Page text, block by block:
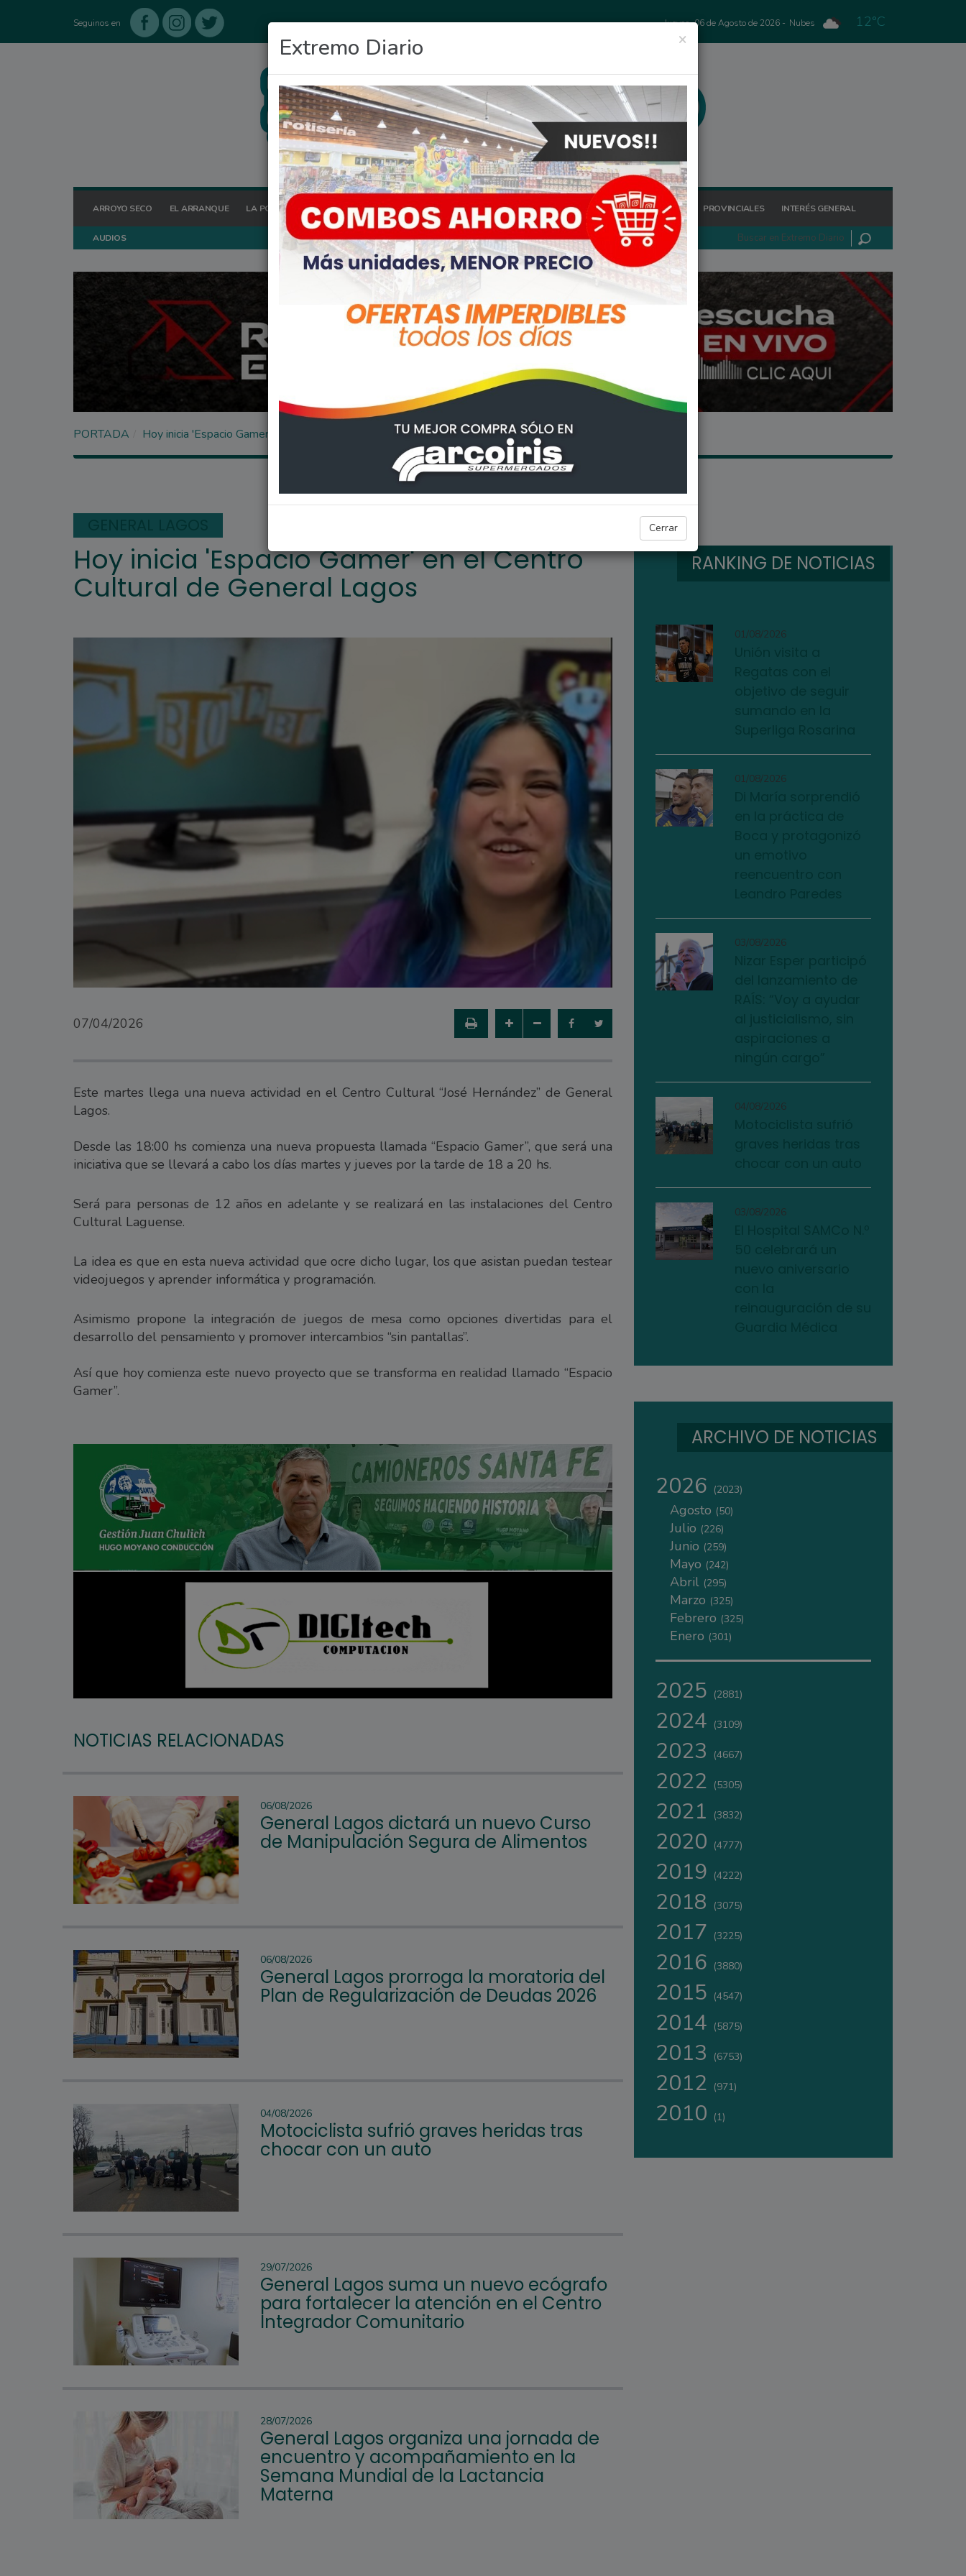
Seguinos en Jueves, 06 de Agosto de 2026 - Nubes 12°C
ARROYO SECO EL ARRANQUE LA POSTA HOY OCIO DEPORTES FIGHIERA GENERAL LAGOS POLICIALES REGIONALES PROVINCIALES INTERÉS GENERAL
AUDIOS
×
Extremo Diario
Cerrar
PORTADA Hoy inicia 'Espacio Gamer' en el Centro Cultural de General Lagos
GENERAL LAGOS
Hoy inicia 'Espacio Gamer' en el Centro
Cultural de General Lagos
07/04/2026
Este martes llega una nueva actividad en el Centro Cultural “José Hernández” de General
Lagos.
Desde las 18:00 hs comienza una nueva propuesta llamada “Espacio Gamer”, que será una
iniciativa que se llevará a cabo los días martes y jueves por la tarde de 18 a 20 hs.
Será para personas de 12 años en adelante y se realizará en las instalaciones del Centro
Cultural Laguense.
La idea es que en esta nueva actividad que ocre dicho lugar, los que asistan puedan testear
videojuegos y aprender informática y programación.
Asimismo propone la integración de juegos de mesa como opciones divertidas para el
desarrollo del pensamiento y promover intercambios “sin pantallas”.
Así que hoy comienza este nuevo proyecto que se transforma en realidad llamado “Espacio
Gamer”.
NOTICIAS RELACIONADAS
06/08/2026
General Lagos dictará un nuevo Curso
de Manipulación Segura de Alimentos
06/08/2026
General Lagos prorroga la moratoria del
Plan de Regularización de Deudas 2026
04/08/2026
Motociclista sufrió graves heridas tras
chocar con un auto
29/07/2026
General Lagos suma un nuevo ecógrafo
para fortalecer la atención en el Centro
Integrador Comunitario
28/07/2026
General Lagos organiza una jornada de
encuentro y acompañamiento en la
Semana Mundial de la Lactancia
Materna
RANKING DE NOTICIAS
01/08/2026
01/08/2026
03/08/2026
04/08/2026
03/08/2026
ARCHIVO DE NOTICIAS
2026 (2023)
Agosto (50)
Julio (226)
Junio (259)
Mayo (242)
Abril (295)
Marzo (325)
Febrero (325)
Enero (301)
2025 (2881)
2024 (3109)
2023 (4667)
2022 (5305)
2021 (3832)
2020 (4777)
2019 (4222)
2018 (3075)
2017 (3225)
2016 (3880)
2015 (4547)
2014 (5875)
2013 (6753)
2012 (971)
2010 (1)